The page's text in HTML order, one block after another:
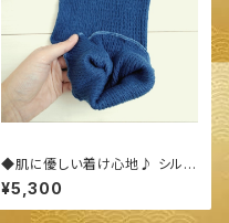
◆肌に優しい着け心地♪ シルク
＆オーガニック スーピマコットン
腹巻◆ ～100%オーガニックす
くも使用 醗酵建て伊勢藍染～
¥5,300